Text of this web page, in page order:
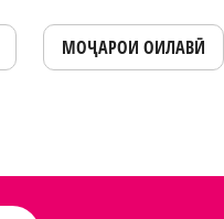
МОҶАРОИ ОИЛАВӢ